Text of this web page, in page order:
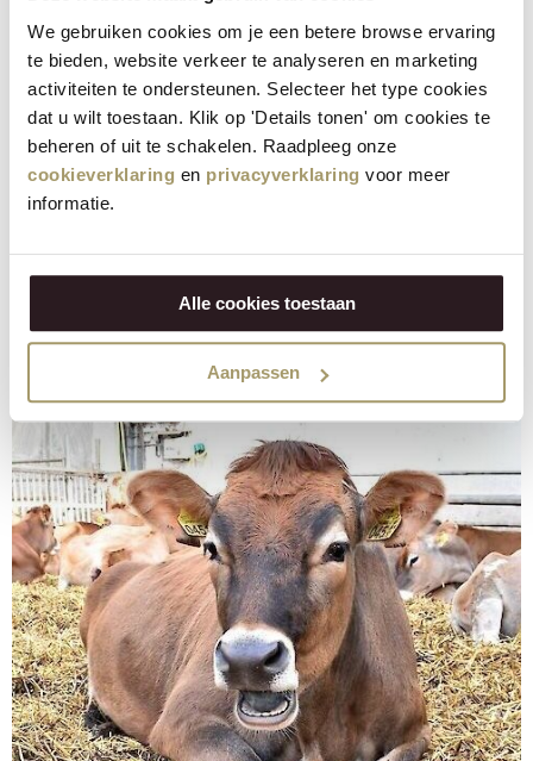
We gebruiken cookies om je een betere browse ervaring
te bieden, website verkeer te analyseren en marketing
activiteiten te ondersteunen. Selecteer het type cookies
dat u wilt toestaan. Klik op 'Details tonen' om cookies te
beheren of uit te schakelen. Raadpleeg onze
cookieverklaring en privacyverklaring voor meer
informatie.
Alle cookies toestaan
Aanpassen
En tant qu'entreprise, Henri Willig s'efforce d'inspirer le
monde. Nous l'exprimons dans nos propres magasins, dans
nos expériences et, de plus en plus, auprès de nos clients qui
adhèrent à nos valeurs fondamentales. Nous aimons investir
dans une coopération durable avec nos partenaires
mondiaux. De cette façon, nous nous entraidons, car le
Nous le faisons avec passion, authenticité, hospitalité,